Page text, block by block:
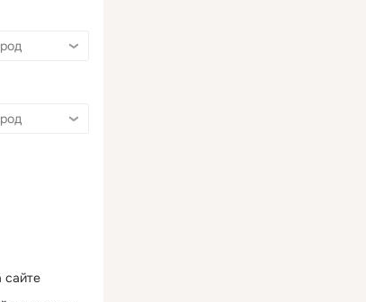
сайте